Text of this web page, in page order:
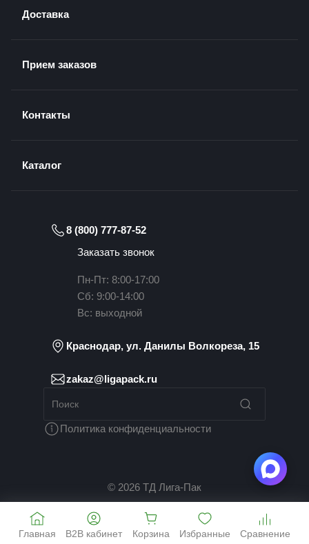
Доставка
Прием заказов
Контакты
Каталог
8 (800) 777-87-52
Заказать звонок
Пн-Пт: 8:00-17:00
Сб: 9:00-14:00
Вс: выходной
Краснодар, ул. Данилы Волкореза, 15
zakaz@ligapack.ru
Политика конфиденциальности
© 2026 ТД Лига-Пак
Главная B2B кабинет Корзина Избранные Сравнение